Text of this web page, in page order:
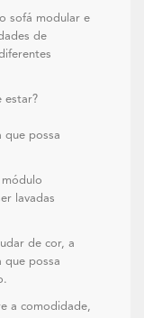
sofá modular e
de
estar?
que possa
módulo
lavadas
de cor, a
que possa
a comodidade,